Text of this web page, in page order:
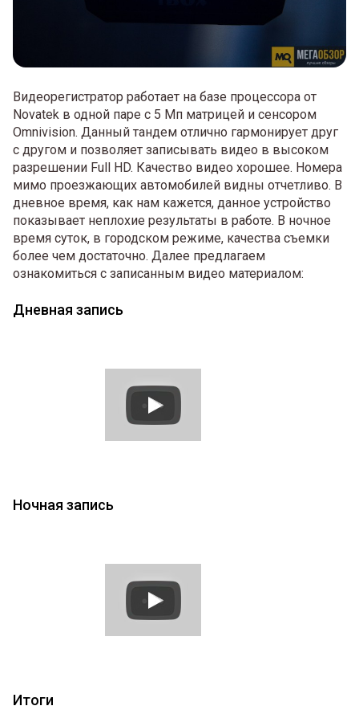
Видеорегистратор работает на базе процессора от
Novatek в одной паре с 5 Мп матрицей и сенсором
Omnivision. Данный тандем отлично гармонирует друг
с другом и позволяет записывать видео в высоком
разрешении Full HD. Качество видео хорошее. Номера
мимо проезжающих автомобилей видны отчетливо. В
дневное время, как нам кажется, данное устройство
показывает неплохие результаты в работе. В ночное
время суток, в городском режиме, качества съемки
более чем достаточно. Далее предлагаем
ознакомиться с записанным видео материалом:
Дневная запись
Ночная запись
Итоги